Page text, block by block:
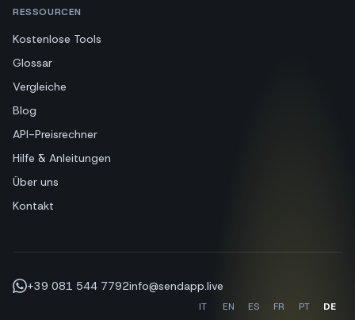
RESSOURCEN
Kostenlose Tools
Glossar
Vergleiche
Blog
API-Preisrechner
Hilfe & Anleitungen
Über uns
Kontakt
+39 081 544 7792info@sendapp.live
IT EN ES FR PT DE